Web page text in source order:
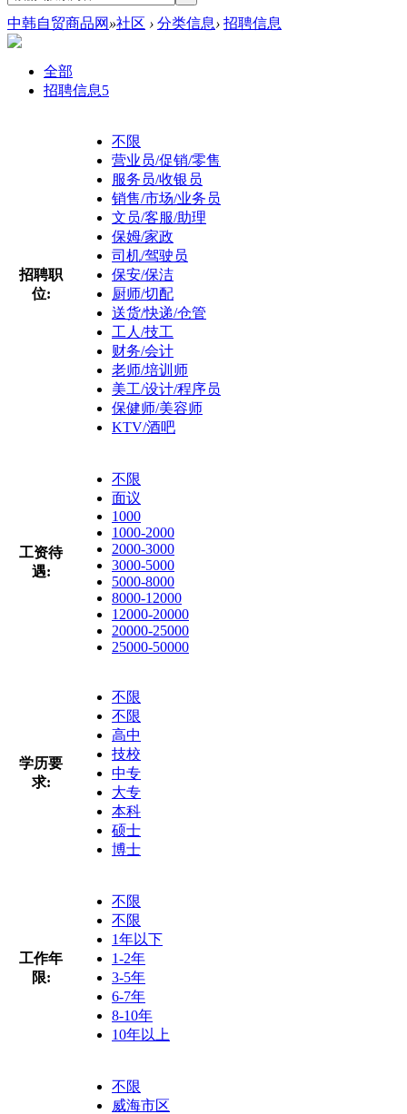
中韩自贸商品网 »社区 › 分类信息› 招聘信息
全部
招聘信息5
招聘职
位:
不限
营业员/促销/零售
服务员/收银员
销售/市场/业务员
文员/客服/助理
保姆/家政
司机/驾驶员
保安/保洁
厨师/切配
送货/快递/仓管
工人/技工
财务/会计
老师/培训师
美工/设计/程序员
保健师/美容师
KTV/酒吧
工资待
遇:
不限
面议
1000
1000-2000
2000-3000
3000-5000
5000-8000
8000-12000
12000-20000
20000-25000
25000-50000
学历要
求:
不限
不限
高中
技校
中专
大专
本科
硕士
博士
工作年
限:
不限
不限
1年以下
1-2年
3-5年
6-7年
8-10年
10年以上
不限
威海市区